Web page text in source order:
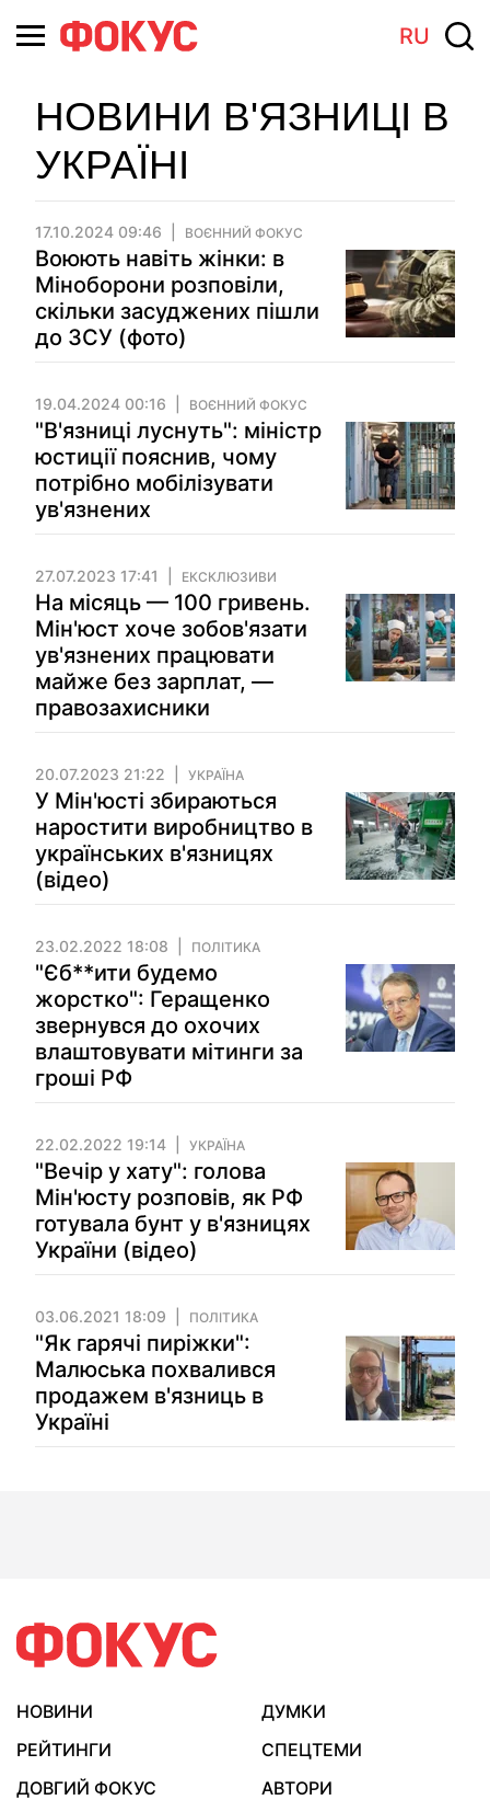
RU
НОВИНИ В'ЯЗНИЦІ В
УКРАЇНІ
17.10.2024 09:46 ВОЄННИЙ ФОКУС
Воюють навіть жінки: в
Міноборони розповіли,
скільки засуджених пішли
до ЗСУ (фото)
19.04.2024 00:16 ВОЄННИЙ ФОКУС
"В'язниці луснуть": міністр
юстиції пояснив, чому
потрібно мобілізувати
ув'язнених
27.07.2023 17:41 ЕКСКЛЮЗИВИ
На місяць — 100 гривень.
Мін'юст хоче зобов'язати
ув'язнених працювати
майже без зарплат, —
правозахисники
20.07.2023 21:22 УКРАЇНА
У Мін'юсті збираються
наростити виробництво в
українських в'язницях
(відео)
23.02.2022 18:08 ПОЛІТИКА
"Єб**ити будемо
жорстко": Геращенко
звернувся до охочих
влаштовувати мітинги за
гроші РФ
22.02.2022 19:14 УКРАЇНА
"Вечір у хату": голова
Мін'юсту розповів, як РФ
готувала бунт у в'язницях
України (відео)
03.06.2021 18:09 ПОЛІТИКА
"Як гарячі пиріжки":
Малюська похвалився
продажем в'язниць в
Україні
НОВИНИ
ДУМКИ
РЕЙТИНГИ
СПЕЦТЕМИ
ДОВГИЙ ФОКУС
АВТОРИ